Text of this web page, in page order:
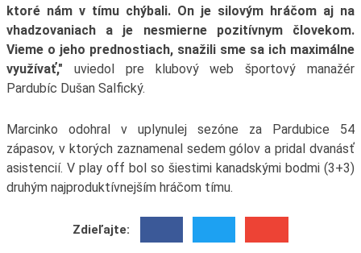
ktoré nám v tímu chýbali. On je silovým hráčom aj na
vhadzovaniach a je nesmierne pozitívnym človekom.
Vieme o jeho prednostiach, snažili sme sa ich maximálne
využívať," uviedol pre klubový web športový manažér
Pardubíc Dušan Salfický.
Marcinko odohral v uplynulej sezóne za Pardubice 54
zápasov, v ktorých zaznamenal sedem gólov a pridal dvanásť
asistencií. V play off bol so šiestimi kanadskými bodmi (3+3)
druhým najproduktívnejším hráčom tímu.
Zdieľajte: